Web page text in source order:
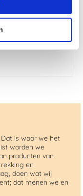
30 ml
is waar we het
worden we
producten van
en
doen wat wij
dat menen we en